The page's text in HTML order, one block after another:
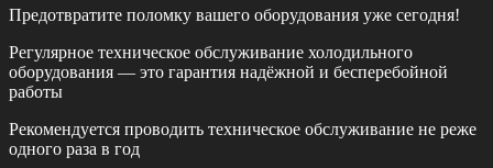
Предотвратите поломку вашего оборудования уже сегодня!
Регулярное техническое обслуживание холодильного
оборудования — это гарантия надёжной и бесперебойной
работы
Рекомендуется проводить техническое обслуживание не реже
одного раза в год